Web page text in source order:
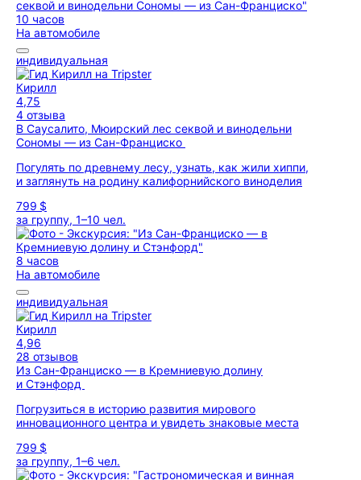
10 часов
На автомобиле
индивидуальная
Кирилл
4,75
4 отзыва
В Саусалито, Мюирский лес секвой и винодельни
Сономы — из Сан-Франциско
Погулять по древнему лесу, узнать, как жили хиппи,
и заглянуть на родину калифорнийского виноделия
799 $
за группу, 1–10 чел.
8 часов
На автомобиле
индивидуальная
Кирилл
4,96
28 отзывов
Из Сан-Франциско — в Кремниевую долину
и Стэнфорд
Погрузиться в историю развития мирового
инновационного центра и увидеть знаковые места
799 $
за группу, 1–6 чел.